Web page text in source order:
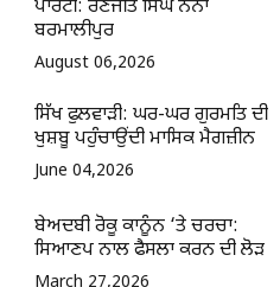
ਪਾਰਟੀ: ਰਣਜੀਤ ਸਿੰਘ ਨੋਨਾ
ਬਰਮਾਲੀਪੁਰ
August 06,2026
ਸਿੱਖ ਫੁਲਵਾੜੀ: ਘਰ-ਘਰ ਗੁਰਮਤਿ ਦੀ
ਖੁਸ਼ਬੂ ਪਹੁੰਚਾਉਂਦੀ ਮਾਸਿਕ ਮੈਗਜ਼ੀਨ
June 04,2026
ਬੇਅਦਬੀ ਰੋਕੂ ਕਾਨੂੰਨ ‘ਤੇ ਚਰਚਾ:
ਸਿਆਣਪ ਨਾਲ ਫੈਸਲਾ ਕਰਨ ਦੀ ਲੋੜ